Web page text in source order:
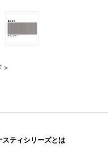
ティシリーズとは